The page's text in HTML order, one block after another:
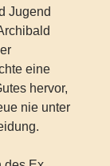
Jugend
eine
hervor,
nie unter